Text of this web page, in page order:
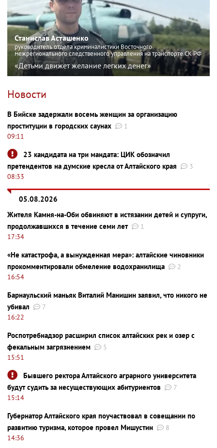
Станислав Асташенко
руководитель отдела криминалистики Восточного
межрегионального следственного управления на транспорте СК РФ
«Детьми движет желание легких денег»
Новости
В Бийске задержали восемь женщин за организацию
проституции в городских саунах
1
09:11
23 кандидата на три мандата: ЦИК обозначил
претендентов на думские кресла от Алтайского края
3
08:33
05.08.2026
Жителя Камня-на-Оби обвиняют в истязании детей и супруги,
продолжавшихся в течение семи лет
1
17:34
«Не катастрофа, а вынужденная мера»: алтайские чиновники
прокомментировали обмеление водохранилища
2
16:54
Барнаульский маньяк Виталий Манишин заявил, что никого не
убивал
7
16:22
Роспотребнадзор расширил список алтайских рек и озер с
фекальным загрязнением
5
15:51
Бывшего ректора Алтайского аграрного университета
будут судить за несуществующих абитуриентов
7
15:14
Губернатор Алтайского края поучаствовал в совещании по
развитию туризма, которое провел Мишустин
8
14:36